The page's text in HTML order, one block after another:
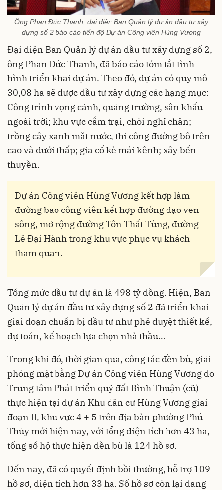
Ông Phan Đức Thanh, đại diện Ban Quản lý dự án đầu tư xây
dựng số 2 báo cáo tiến độ Dự án Công viên Hùng Vương
Đại diện Ban Quản lý dự án đầu tư xây dựng số 2,
ông Phan Đức Thanh, đã báo cáo tóm tắt tình
hình triển khai dự án. Theo đó, dự án có quy mô
30,08 ha sẽ được đầu tư xây dựng các hạng mục:
Công trình vọng cảnh, quảng trường, sân khấu
ngoài trời; khu vực cắm trại, chòi nghỉ chân;
trồng cây xanh mặt nước, thi công đường bộ trên
cao và dưới thấp; gia cố kè mái kênh; xây bến
thuyền.
Dự án Công viên Hùng Vương kết hợp làm
đường bao công viên kết hợp đường dạo ven
sông, mở rộng đường Tôn Thất Tùng, đường
Lê Đại Hành trong khu vực phục vụ khách
tham quan.
Tổng mức đầu tư dự án là 498 tỷ đồng. Hiện, Ban
Quản lý dự án đầu tư xây dựng số 2 đã triển khai
giai đoạn chuẩn bị đầu tư như phê duyệt thiết kế,
dự toán, kế hoạch lựa chọn nhà thầu…
Trong khi đó, thời gian qua, công tác đền bù, giải
phóng mặt bằng Dự án Công viên Hùng Vương do
Trung tâm Phát triển quỹ đất Bình Thuận (cũ)
thực hiện tại dự án Khu dân cư Hùng Vương giai
đoạn II, khu vực 4 + 5 trên địa bàn phường Phú
Thủy mới hiện nay, với tổng diện tích hơn 43 ha,
tổng số hộ thực hiện đền bù là 124 hồ sơ.
Đến nay, đã có quyết định bồi thường, hỗ trợ 109
hồ sơ, diện tích hơn 33 ha. Số hồ sơ còn lại đang